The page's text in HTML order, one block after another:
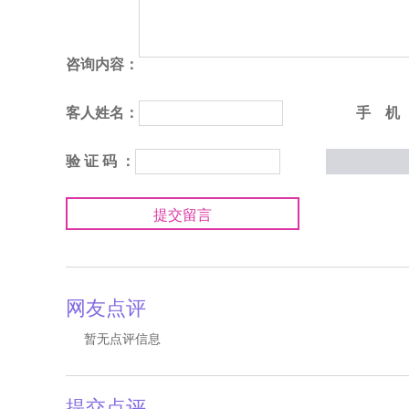
咨询内容：
客人姓名： 手 机
验 证 码 ：
提交留言
网友点评
暂无点评信息